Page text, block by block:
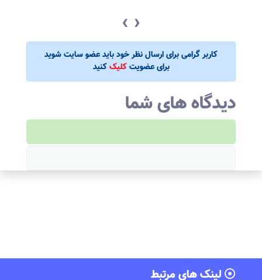
‹ ›
کاربر گرامی برای ارسال نظر خود باید عضو سایت شوید
برای عضویتکلیککنید
دیدگاه های شما
لینک های مرتبط